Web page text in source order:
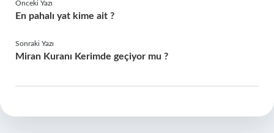
Önceki Yazı
En pahalı yat kime ait ?
Sonraki Yazı
Miran Kuranı Kerimde geçiyor mu ?